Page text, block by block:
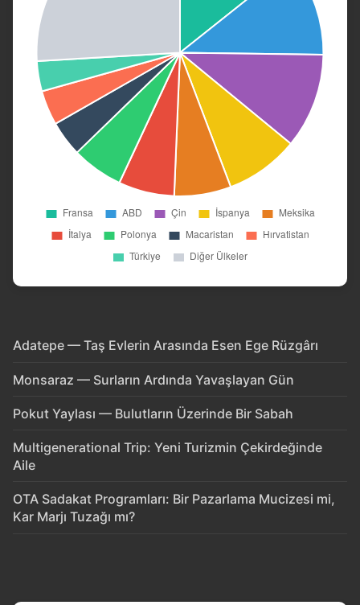
Adatepe — Taş Evlerin Arasında Esen Ege Rüzgârı
Monsaraz — Surların Ardında Yavaşlayan Gün
Pokut Yaylası — Bulutların Üzerinde Bir Sabah
Multigenerational Trip: Yeni Turizmin Çekirdeğinde
Aile
OTA Sadakat Programları: Bir Pazarlama Mucizesi mi,
Kar Marjı Tuzağı mı?